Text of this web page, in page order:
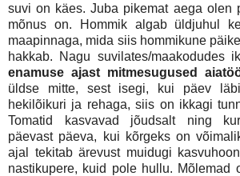
suvi on käes. Juba pikemat aega olen
mõnus on. Hommik algab üldjuhul
maapinnaga, mida siis hommikune
hakkab. Nagu suvilates/maakodudes
enamuse ajast mitmesugused
üldse mitte, sest isegi, kui päev
hekilõikuri ja rehaga, siis on ikkagi
Tomatid kasvavad jõudsalt ning
päevast päeva, kui kõrgeks on
ajal tekitab ärevust muidugi
nastikupere, kuid pole hullu. Mõlemad